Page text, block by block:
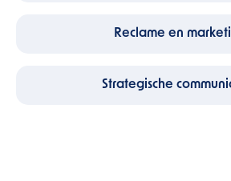
Reclame en
Strategische